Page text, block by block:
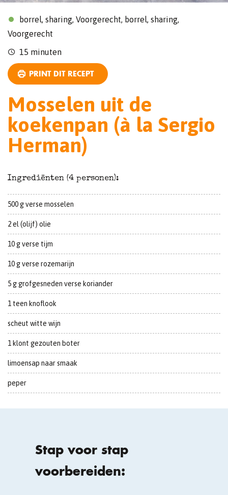
borrel, sharing, Voorgerecht, borrel, sharing,
Voorgerecht
15 minuten
PRINT DIT RECEPT
Mosselen uit de
koekenpan (à la Sergio
Herman)
Ingrediënten (4 personen):
500 g verse mosselen
2 el (olijf) olie
10 g verse tijm
10 g verse rozemarijn
5 g grofgesneden verse koriander
1 teen knoflook
scheut witte wijn
1 klont gezouten boter
limoensap naar smaak
peper
Stap voor stap
voorbereiden: